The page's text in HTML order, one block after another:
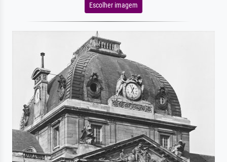
Escolher imagem